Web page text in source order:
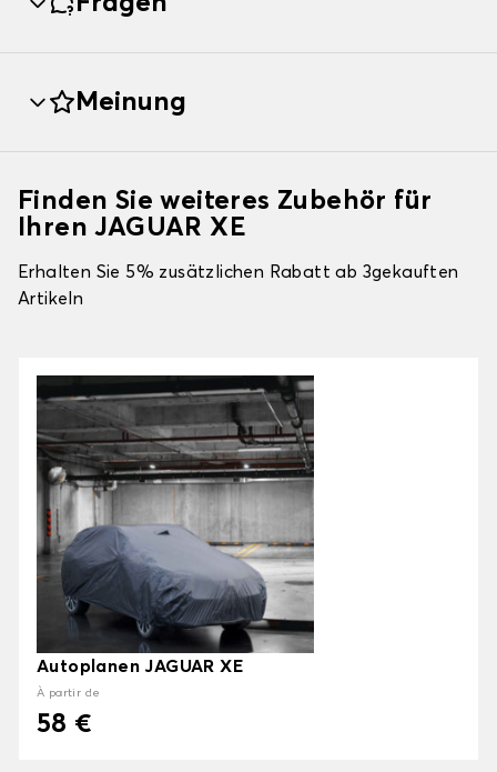
Meinung
Finden Sie weiteres Zubehör für
Ihren JAGUAR XE
Erhalten Sie 5% zusätzlichen Rabatt ab 3gekauften
Artikeln
Autoplanen JAGUAR XE
À partir de
58 €